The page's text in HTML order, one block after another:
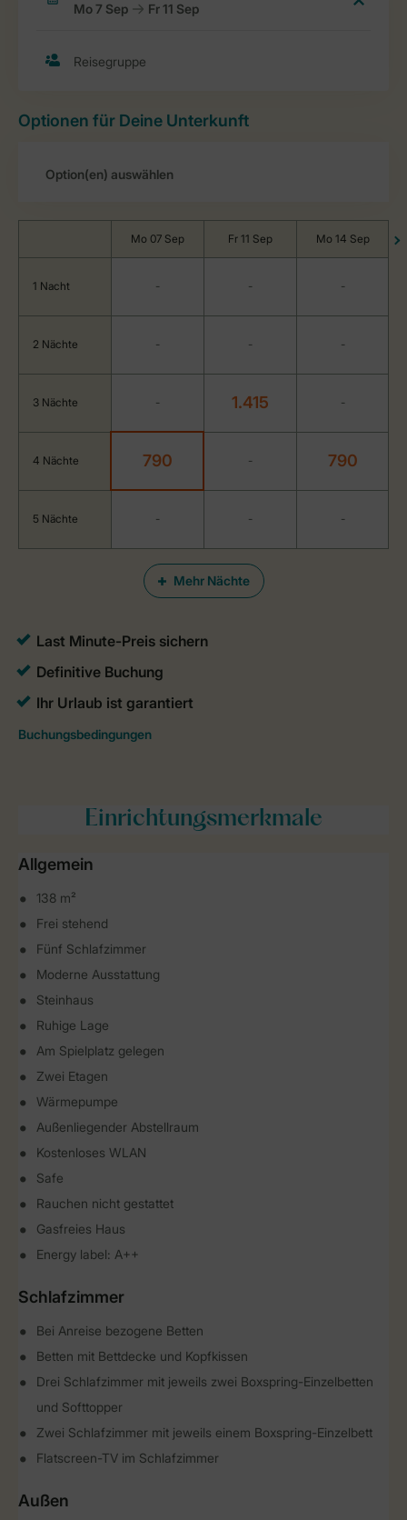
Optionen für Deine Unterkunft
Mehr Nächte
Mo 07 Sep Fr 11 Sep Mo 14 Sep
1 Nacht - - -
2 Nächte - - -
3 Nächte - 1.415 -
4 Nächte 790 - 790
5 Nächte - - -
Einrichtungsmerkmale
Allgemein
138 m²
Frei stehend
Fünf Schlafzimmer
Moderne Ausstattung
Steinhaus
Ruhige Lage
Am Spielplatz gelegen
Zwei Etagen
Wärmepumpe
Außenliegender Abstellraum
Kostenloses WLAN
Safe
Rauchen nicht gestattet
Gasfreies Haus
Energy label: A++
Schlafzimmer
Bei Anreise bezogene Betten
Betten mit Bettdecke und Kopfkissen
Drei Schlafzimmer mit jeweils zwei Boxspring-Einzelbetten
und Softtopper
Zwei Schlafzimmer mit jeweils einem Boxspring-Einzelbett
Flatscreen-TV im Schlafzimmer
Außen